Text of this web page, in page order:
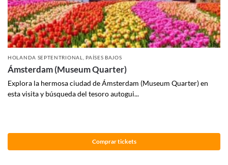
HOLANDA SEPTENTRIONAL PAÍSES BAJOS
Ámsterdam (Museum Quarter)
Explora la hermosa ciudad de Ámsterdam (Museum Quarter) en
esta visita y búsqueda del tesoro autogui...
Comprar tickets